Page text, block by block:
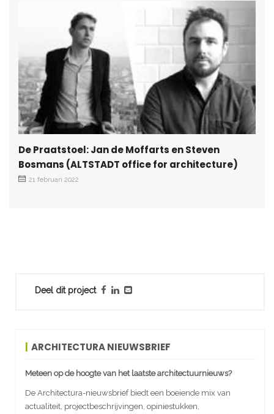
Deel dit project
ARCHITECTURA NIEUWSBRIEF
Meteen op de hoogte van het laatste architectuurnieuws?
De Architectura-nieuwsbrief biedt een boeiende mix van
actualiteit, projectbeschrijvingen, opiniestukken,
De Praatstoel: Jan de Moffarts en Steven
Bosmans (ALTSTADT office for architecture)
21 februari 2022